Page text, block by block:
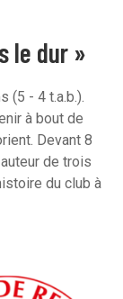
le dur »
(5 - 4 t.a.b.).
à bout de
Devant 8
de trois
du club à